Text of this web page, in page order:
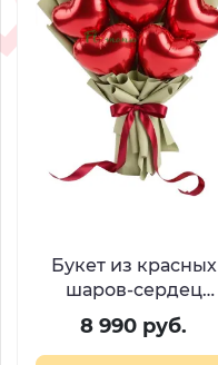
Букет из красных
шаров-сердец
«Легкость чувств»
8 990 руб.